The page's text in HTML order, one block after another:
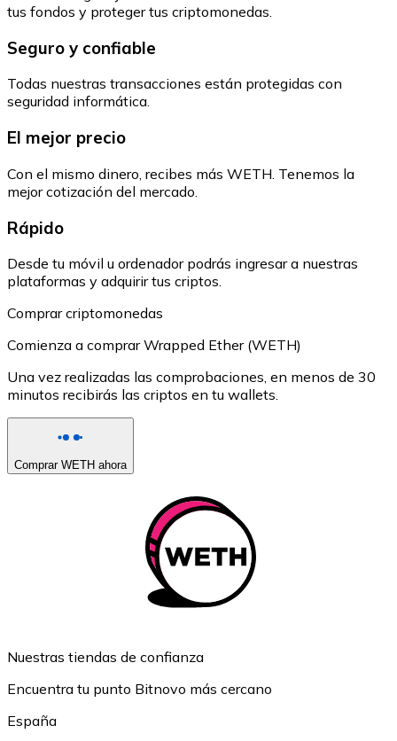
tus fondos y proteger tus criptomonedas.
Seguro y confiable
Todas nuestras transacciones están protegidas con
seguridad informática.
El mejor precio
Con el mismo dinero, recibes más WETH. Tenemos la
mejor cotización del mercado.
Rápido
Desde tu móvil u ordenador podrás ingresar a nuestras
plataformas y adquirir tus criptos.
Comprar criptomonedas
Comienza a comprar Wrapped Ether (WETH)
Una vez realizadas las comprobaciones, en menos de 30
minutos recibirás las criptos en tu wallets.
Comprar WETH ahora
Nuestras tiendas de confianza
Encuentra tu punto Bitnovo más cercano
España